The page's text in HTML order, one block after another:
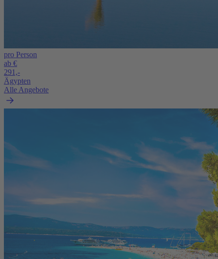
pro Person
ab €
291,-
Ägypten
Alle Angebote